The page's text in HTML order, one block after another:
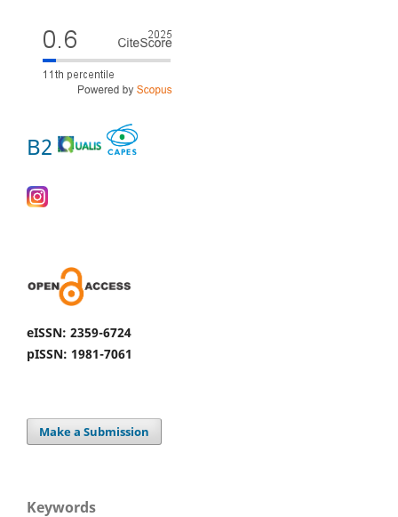
B2
eISSN: 2359-6724
pISSN: 1981-7061
Make a Submission
Keywords